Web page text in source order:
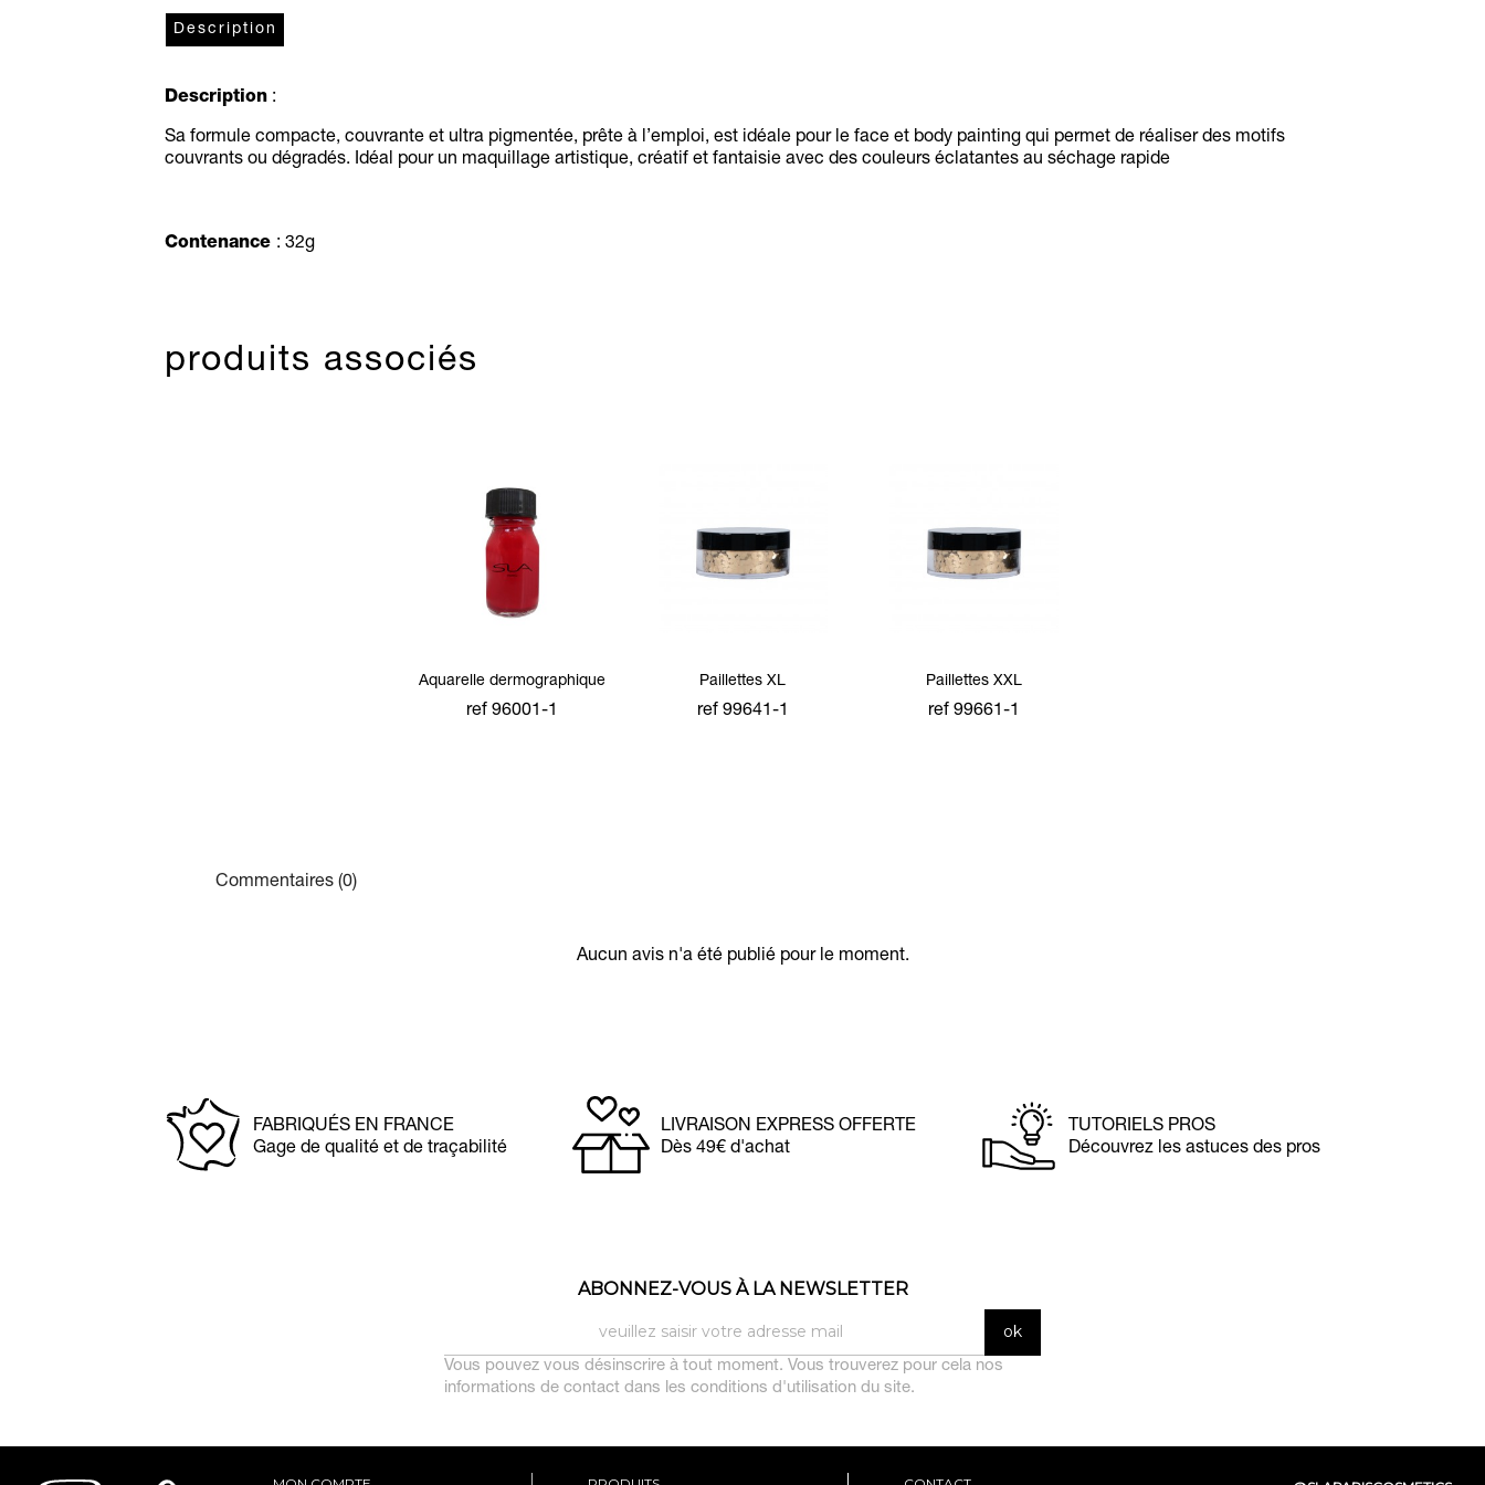
Description
Description :
Sa formule compacte, couvrante et ultra pigmentée, prête à l’emploi, est idéale pour le face et body painting qui permet de réaliser des motifs
couvrantsou dégradés. Idéal pour un maquillage artistique, créatif et fantaisie avec des couleurs éclatantes au séchage rapide
Contenance : 32g
produits associés
Aquarelle dermographique
ref 96001-1
Paillettes XL
ref 99641-1
Paillettes XXL
ref 99661-1
Commentaires (0)
Aucun avis n'a été publié pour le moment.
FABRIQUÉS EN FRANCE
Gage de qualité et de traçabilité
LIVRAISON EXPRESS OFFERTE
Dès 49€ d'achat
TUTORIELS PROS
Découvrez les astuces des pros
ABONNEZ-VOUS À LA NEWSLETTER
Vous pouvez vous désinscrire à tout moment. Vous trouverez pour cela nos
informations de contact dans les conditions d'utilisation du site.